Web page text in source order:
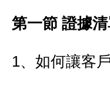
第一節 證據
1、如何讓客